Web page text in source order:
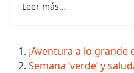
Leer más…
¡Aventura a lo grande
Semana ‘verde’ y